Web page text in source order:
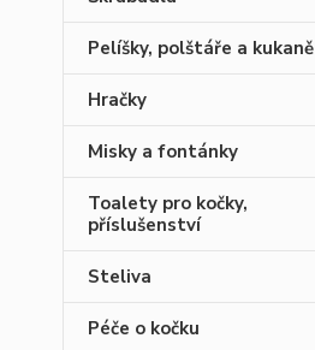
Pelíšky, polštáře a kukaně
Hračky
Misky a fontánky
Toalety pro kočky,
příslušenství
Steliva
Péče o kočku